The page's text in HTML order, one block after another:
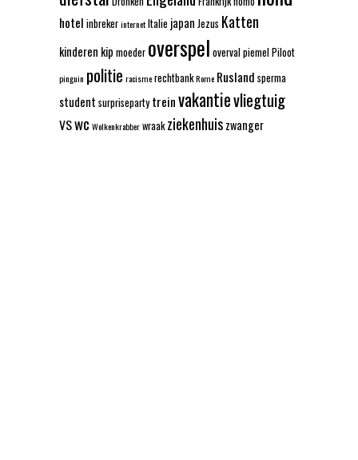
hotel inbrekerinternetItalie japan Jezus Katten
kinderen kip moeder overspel overvalpiemelPiloot
pinguin politie racismerechtbankRome Rusland sperma
student surpriseparty treinvakantievliegtuig
VSwc Wolkenkrabberwraak ziekenhuiszwanger